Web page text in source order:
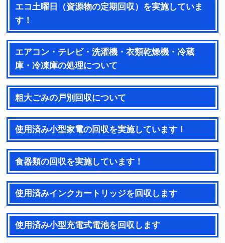
エコ土曜日（資源物の定期回収）を実施していま
す！
エアコン・テレビ・洗濯機・衣類乾燥機・冷蔵
庫・冷凍庫の処理について
粗大ごみの戸別回収について
使用済み小型家電の回収を実施しています！
食器類の回収を実施しています！
使用済みインクカートリッジを回収します
使用済み小型充電式電池を回収します